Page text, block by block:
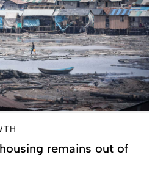
remains out of